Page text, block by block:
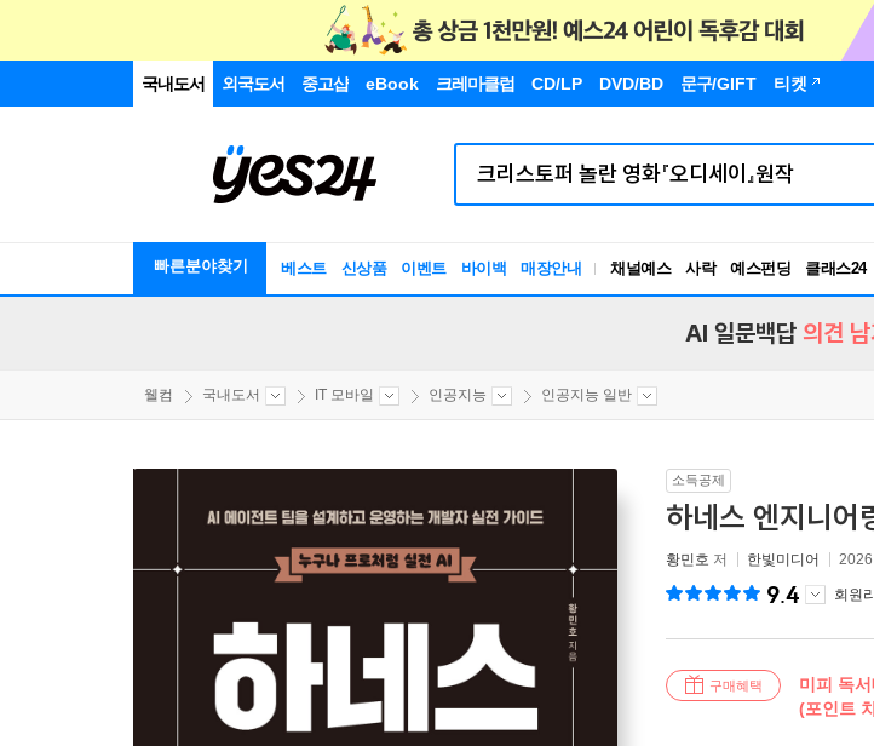
국내도서 외국도서 중고샵 eBook 크레마클럽 CD/LP DVD/BD 문구/GIFT 티켓
빠른분야찾기 베스트 신상품 이벤트 바이백 매장안내 채널예스 사락 예스펀딩 클래스24
AI 일문백답 의견
웰컴 국내도서 IT 모바일 인공지능 인공지능 일반
소득공제
하네스 엔지니
황민호 저 한빛미디어 2026
9.4 회원
구매혜택
미피 독
(포인트